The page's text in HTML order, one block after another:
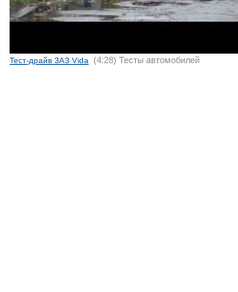
Тест-драйв ЗАЗ Vida (4:28) Тесты автомобилей